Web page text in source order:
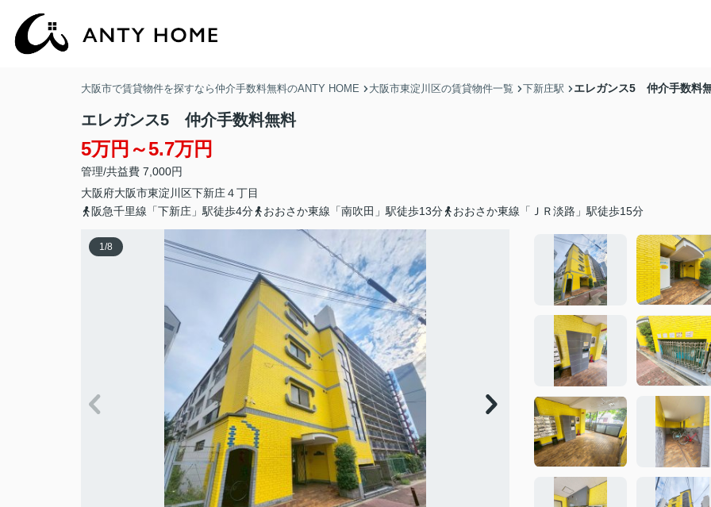
大阪市で賃貸物件を探すなら仲介手数料無料のANTY HOME 大阪市東淀川区の賃貸物件一覧 下新庄駅 エレガンス5 仲介手数料
エレガンス5 仲介手数料無料
5万円～5.7万円
管理/共益費 7,000円
大阪府大阪市東淀川区下新庄４丁目
阪急千里線「下新庄」駅徒歩4分
おおさか東線「南吹田」駅徒歩13分 おおさか東線「ＪＲ淡路」駅徒歩15分
1/8